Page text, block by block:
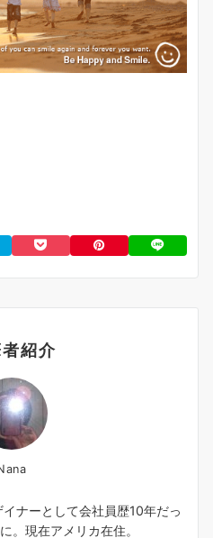
紹介
ナーとして会社員歴10年だっ
。現在アメリカ在住。